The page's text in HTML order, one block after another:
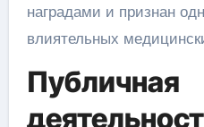
наградами и признан
влиятельных
Публичная